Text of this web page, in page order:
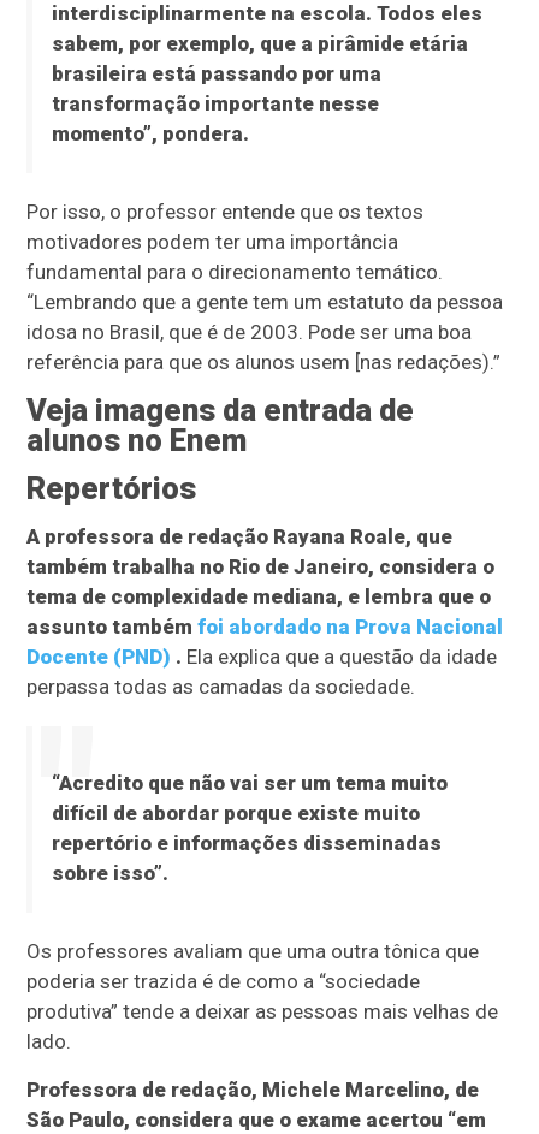
interdisciplinarmente na escola. Todos eles
sabem, por exemplo, que a pirâmide etária
brasileira está passando por uma
transformação importante nesse
momento”, pondera.
Por isso, o professor entende que os textos
motivadores podem ter uma importância
fundamental para o direcionamento temático.
“Lembrando que a gente tem um estatuto da pessoa
idosa no Brasil, que é de 2003. Pode ser uma boa
referência para que os alunos usem [nas redações).”
Veja imagens da entrada de
alunos no Enem
Repertórios
A professora de redação Rayana Roale, que
também trabalha no Rio de Janeiro, considera o
tema de complexidade mediana, e lembra que o
assunto tambémfoi abordado na Prova Nacional
Docente (PND) . Ela explica que a questão da idade
perpassa todas as camadas da sociedade.
“Acredito que não vai ser um tema muito
difícil de abordar porque existe muito
repertório e informações disseminadas
sobre isso”.
Os professores avaliam que uma outra tônica que
poderia ser trazida é de como a “sociedade
produtiva” tende a deixar as pessoas mais velhas de
lado.
Professora de redação, Michele Marcelino, de
São Paulo, considera que o exame acertou “em